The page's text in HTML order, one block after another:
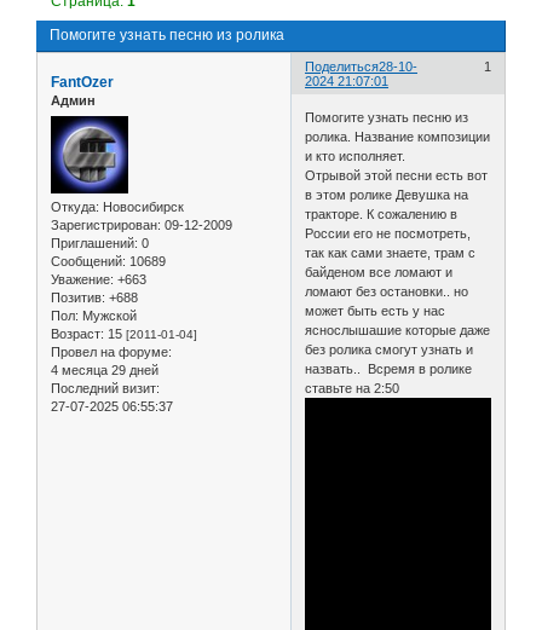
Помогите узнать песню из ролика
Поделиться 1
28-10-
2024 21:07:01
FantOzer
Админ
Откуда: Новосибирск
Зарегистрирован: 09-12-2009
Приглашений: 0
Сообщений: 10689
Уважение: +663
Позитив: +688
Пол: Мужской
Возраст: 15 [2011-01-04]
Провел на форуме:
4 месяца 29 дней
Последний визит:
27-07-2025 06:55:37
Помогите узнать песню из
ролика. Название композиции
и кто исполняет.
Отрывой этой песни есть вот
в этом ролике Девушка на
тракторе. К сожалению в
России его не посмотреть,
так как сами знаете, трам с
байденом все ломают и
ломают без остановки.. но
может быть есть у нас
яснослышашие которые даже
без ролика смогут узнать и
назвать.. Всремя в ролике
ставьте на 2:50